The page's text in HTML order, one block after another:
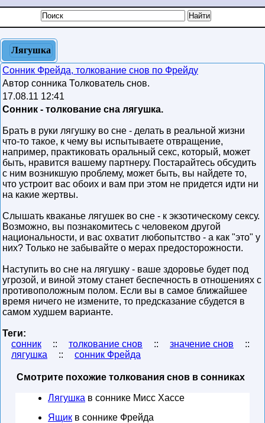
Лягушка
Сонник Фрейда, толкование снов по Фрейду
Автор сонника Толкователь снов.
17.08.11 12:41
Сонник - толкование сна лягушка.
Брать в руки лягушку во сне - делать в реальной жизни
что-то такое, к чему вы испытываете отвращение,
например, практиковать оральный секс, который, может
быть, нравится вашему партнеру. Постарайтесь обсудить
с ним возникшую проблему, может быть, вы найдете то,
что устроит вас обоих и вам при этом не придется идти ни
на какие жертвы.
Слышать кваканье лягушек во сне - к экзотическому сексу.
Возможно, вы познакомитесь с человеком другой
национальности, и вас охватит любопытство - а как "это" у
них? Только не забывайте о мерах предосторожности.
Наступить во сне на лягушку - ваше здоровье будет под
угрозой, и виной этому станет беспечность в отношениях с
противоположным полом. Если вы в самое ближайшее
время ничего не измените, то предсказание сбудется в
самом худшем варианте.
Теги:
сонник
:: толкование снов :: значение снов
::
лягушка
:: сонник Фрейда
Смотрите похожие толкования снов в сонниках
Лягушка в соннике Мисс Хассе
Ящик в соннике Фрейда